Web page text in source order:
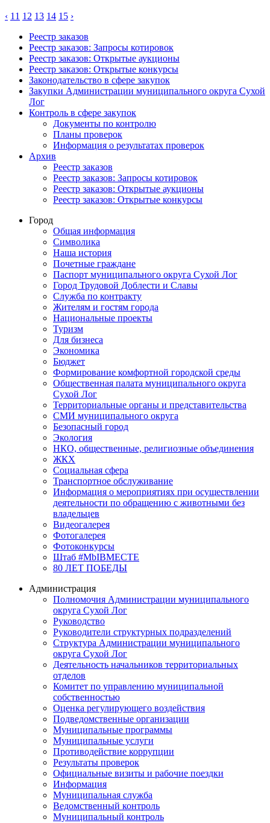
‹ 11 12 13 14 15 ›
Реестр заказов
Реестр заказов: Запросы котировок
Реестр заказов: Открытые аукционы
Реестр заказов: Открытые конкурсы
Законодательство в сфере закупок
Закупки Администрации муниципального округа Сухой
Лог
Контроль в сфере закупок
Документы по контролю
Планы проверок
Информация о результатах проверок
Архив
Реестр заказов
Реестр заказов: Запросы котировок
Реестр заказов: Открытые аукционы
Реестр заказов: Открытые конкурсы
Город
Общая информация
Символика
Наша история
Почетные граждане
Паспорт муниципального округа Сухой Лог
Город Трудовой Доблести и Славы
Служба по контракту
Жителям и гостям города
Национальные проекты
Туризм
Для бизнеса
Экономика
Бюджет
Формирование комфортной городской среды
Общественная палата муниципального округа
Сухой Лог
Территориальные органы и представительства
СМИ муниципального округа
Безопасный город
Экология
НКО, общественные, религиозные объединения
ЖКХ
Социальная сфера
Транспортное обслуживание
Информация о мероприятиях при осуществлении
деятельности по обращению с животными без
владельцев
Видеогалерея
Фотогалерея
Фотоконкурсы
Штаб #MbIBMECTE
80 ЛЕТ ПОБЕДЫ
Администрация
Полномочия Администрации муниципального
округа Сухой Лог
Руководство
Руководители структурных подразделений
Структура Администрации муниципального
округа Сухой Лог
Деятельность начальников территориальных
отделов
Комитет по управлению муниципальной
собственностью
Оценка регулирующего воздействия
Подведомственные организации
Муниципальные программы
Муниципальные услуги
Противодействие коррупции
Результаты проверок
Официальные визиты и рабочие поездки
Информация
Муниципальная служба
Ведомственный контроль
Муниципальный контроль